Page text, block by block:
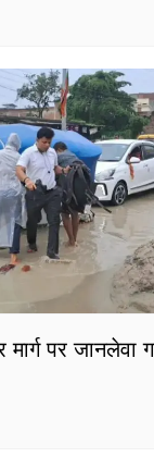
मार्ग पर जानलेवा